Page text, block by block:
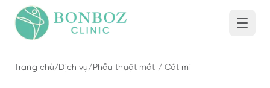
Trang chủ/Dịch vụ/ Phẫu thuật mắt / Cắt mí